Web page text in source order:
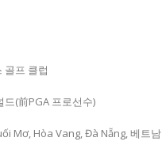
골프 클럽
드(前PGA 프로선수)
Mơ, Hòa Vang, Đà Nẵng, 베트남